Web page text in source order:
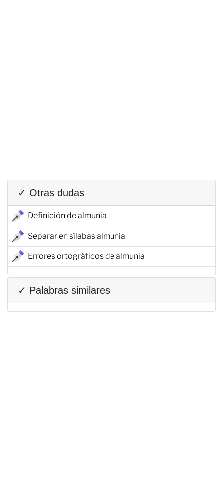
✓ Otras dudas
Definición de almunia
Separar en sílabas almunia
Errores ortográficos de almunia
✓ Palabras similares